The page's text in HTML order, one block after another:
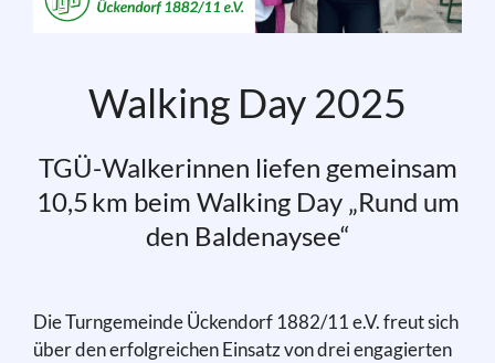
Walking Day 2025
TGÜ-Walkerinnen liefen gemeinsam
10,5 km beim Walking Day „Rund um
den Baldenaysee“
Die Turngemeinde Ückendorf 1882/11 e.V. freut sich
über den erfolgreichen Einsatz von drei engagierten